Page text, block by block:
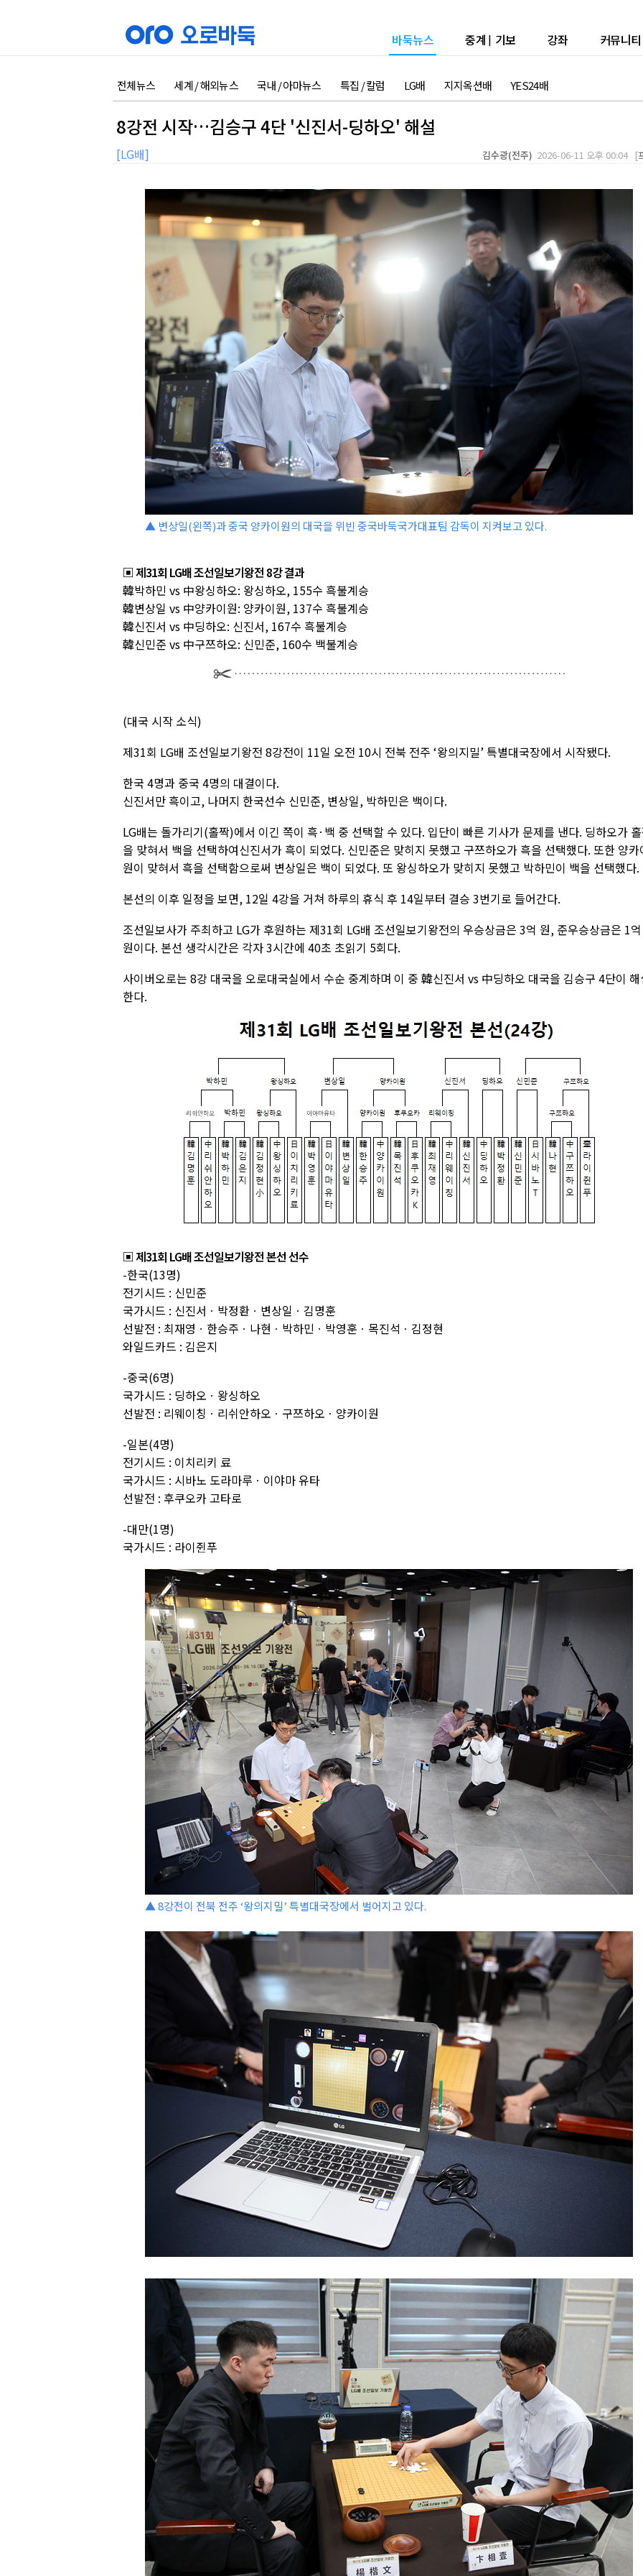
바둑뉴스 중계 | 기보 강좌 커뮤니티
전체뉴스 세계 / 해외뉴스 국내 / 아마뉴스 특집 / 칼럼 LG배 지지옥션배 YES24배
8강전 시작…김승구 4단 '신진서-딩하오' 해설
[LG배] 김수광(전주) 2026-06-11 오후 00:04 [
▲ 변상일(왼쪽)과 중국 양카이원의 대국을 위빈 중국바둑국가대표팀 감독이 지켜보고 있다.
▣ 제31회 LG배 조선일보기왕전 8강 결과
韓박하민 vs 中왕싱하오: 왕싱하오, 155수 흑불계승
韓변상일 vs 中양카이원: 양카이원, 137수 흑불계승
韓신진서 vs 中딩하오: 신진서, 167수 흑불계승
韓신민준 vs 中구쯔하오: 신민준, 160수 백불계승
(대국 시작 소식)
제31회 LG배 조선일보기왕전 8강전이 11일 오전 10시 전북 전주 ‘왕의지밀’ 특별대국장에서 시작됐다.
한국 4명과 중국 4명의 대결이다.
신진서만 흑이고, 나머지 한국선수 신민준, 변상일, 박하민은 백이다.
LG배는 돌가리기(홀짝)에서 이긴 쪽이 흑·백 중 선택할 수 있다. 입단이 빠른 기사가 문제를 낸다. 딩하오가
을 맞혀서 백을 선택하여신진서가 흑이 되었다. 신민준은 맞히지 못했고 구쯔하오가 흑을 선택했다. 또한 양카
원이 맞혀서 흑을 선택함으로써 변상일은 백이 되었다. 또 왕싱하오가 맞히지 못했고 박하민이 백을 선택했다.
본선의 이후 일정을 보면, 12일 4강을 거쳐 하루의 휴식 후 14일부터 결승 3번기로 들어간다.
조선일보사가 주최하고 LG가 후원하는 제31회 LG배 조선일보기왕전의 우승상금은 3억 원, 준우승상금은 1억
원이다. 본선 생각시간은 각자 3시간에 40초 초읽기 5회다.
사이버오로는 8강 대국을 오로대국실에서 수순 중계하며 이 중 韓신진서 vs 中딩하오 대국을 김승구 4단이
한다.
▣ 제31회 LG배 조선일보기왕전 본선 선수
-한국(13명)
전기시드 : 신민준
국가시드 : 신진서ㆍ박정환ㆍ변상일ㆍ김명훈
선발전 : 최재영ㆍ한승주ㆍ나현ㆍ박하민ㆍ박영훈ㆍ목진석ㆍ김정현
와일드카드 : 김은지
-중국(6명)
국가시드 : 딩하오ㆍ왕싱하오
선발전 : 리웨이칭ㆍ리쉬안하오ㆍ구쯔하오ㆍ양카이원
-일본(4명)
전기시드 : 이치리키 료
국가시드 : 시바노 도라마루ㆍ이야마 유타
선발전 : 후쿠오카 고타로
-대만(1명)
국가시드 : 라이쥔푸
▲ 8강전이 전북 전주 ‘왕의지밀’ 특별대국장에서 벌어지고 있다.